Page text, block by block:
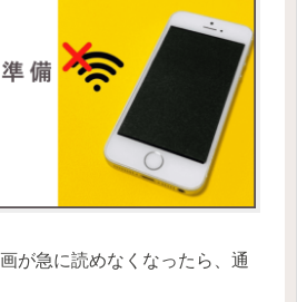
が急に読めなくなったら、通